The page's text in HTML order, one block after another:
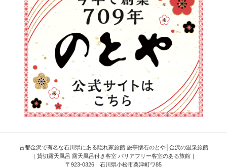
古都金沢で有名な石川県にある隠れ家旅館 旅亭懐石のとや│金沢の温泉旅館
｜貸切露天風呂 露天風呂付き客室 バリアフリー客室のある旅館｜
〒923-0326 石川県小松市粟津町ワ85